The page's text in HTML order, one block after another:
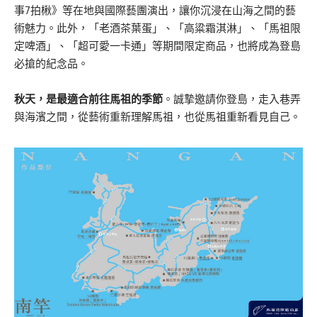
事7拍楸》等在地與國際藝團演出，讓你沉浸在山海之間的藝
術魅力。此外，「老酒茶葉蛋」、「高粱霜淇淋」、「馬祖限
定啤酒」、「超可愛一卡通」等期間限定商品，也將成為登島
必搶的紀念品。
秋天，是最適合前往馬祖的季節 。誠摯邀請你登島，走入巷弄
與海濱之間，從藝術重新理解馬祖，也從馬祖重新看見自己。